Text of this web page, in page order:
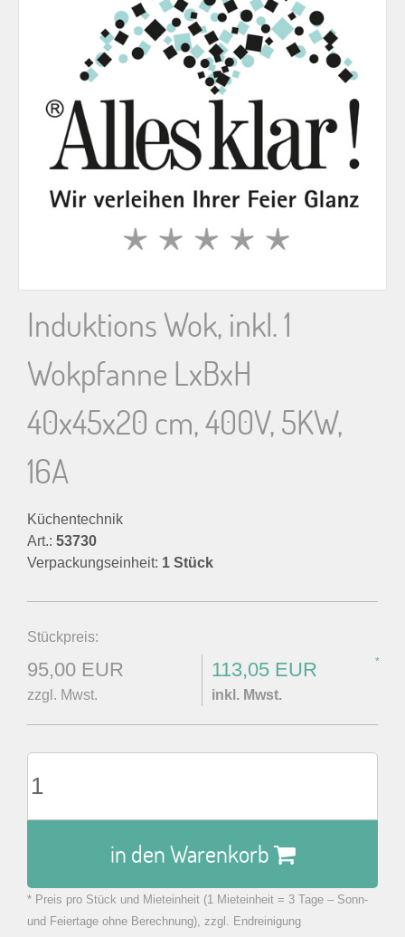
a
h
Induktions Wok, inkl. 1
Wokpfanne LxBxH
40x45x20 cm, 400V, 5KW,
16A
Küchentechnik
Art.: 53730
Verpackungseinheit: 1 Stück
Stückpreis:
95,00 EUR
zzgl. Mwst.
113,05 EUR *
inkl. Mwst.
in den Warenkorb
zu Warenkorb hinzugefügt.
* Preis pro Stück und Mieteinheit (1 Mieteinheit = 3 Tage – Sonn-
und Feiertage ohne Berechnung), zzgl. Endreinigung